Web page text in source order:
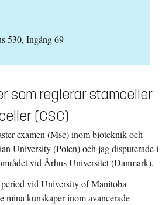
530, Ingång 69
som reglerar stamceller
(CSC)
examen (Msc) inom bioteknik och
University (Polen) och jag disputerade i
vid Århus Universitet (Danmark).
vid University of Manitoba
mina kunskaper inom avancerade